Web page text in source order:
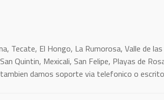
Tecate, El Hongo, La Rumorosa, Valle de las
Quintin, Mexicali, San Felipe, Playas de
damos soporte via telefonico o